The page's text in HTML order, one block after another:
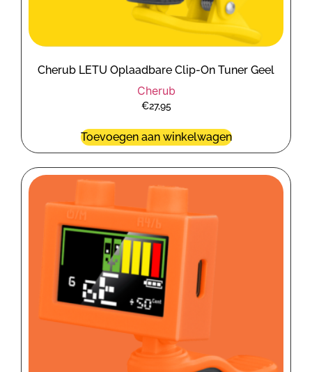
Cherub LETU Oplaadbare Clip-On Tuner Geel
Cherub
€27,95
Toevoegen aan winkelwagen